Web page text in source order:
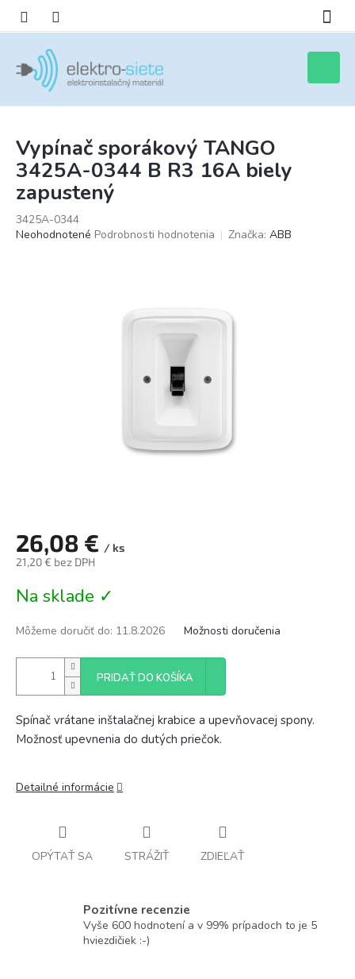
obsah
košík
Vypínač sporákový TANGO
3425A-0344 B R3 16A biely
zapustený
3425A-0344
Priemerné
Neohodnotené Podrobnosti hodnotenia Značka: ABB
26,08 € / ks
21,20 € bez DPH
cena:
Na sklade ✓
Môžeme doručiť do: 11.8.2026 Možnosti doručenia
PRIDAŤ DO KOŠÍKA
Spínač vrátane inštalačnej krabice a upevňovacej spony.
Možnosť upevnenia do dutých priečok.
Detailné informácie
OPÝTAŤ SA STRÁŽIŤ ZDIEĽAŤ
Pozitívne recenzie
Vyše 600 hodnotení a v 99% prípadoch to je 5
hviezdičiek :-)